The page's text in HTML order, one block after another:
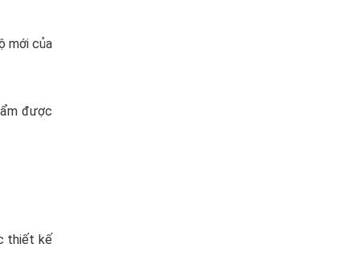
mới của
được
thiết kế